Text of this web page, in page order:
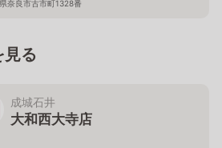
奈良市古市町1328番
る
成城石井
大和西大寺店